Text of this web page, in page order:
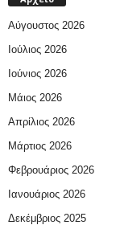
Αύγουστος 2026
Ιούλιος 2026
Ιούνιος 2026
Μάιος 2026
Απρίλιος 2026
Μάρτιος 2026
Φεβρουάριος 2026
Ιανουάριος 2026
Δεκέμβριος 2025